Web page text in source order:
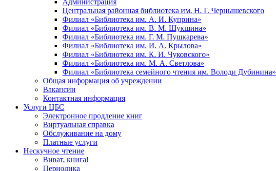
Центральная районная библиотека им. Н. Г. Чернышевского
Филиал «Библиотека им. А. И. Куприна»
Филиал «Библиотека им. В. М. Шукшина»
Филиал «Библиотека им. Г. М. Пушкарева»
Филиал «Библиотека им. И. А. Крылова»
Филиал «Библиотека им. К. И. Чуковского»
Филиал «Библиотека им. М. А. Светлова»
Филиал «Библиотека семейного чтения им. Володи Дубинина»
Общая информация об учреждении
Вакансии
Контактная информация
Услуги ЦБС
Электронное продление книг
Виртуальная справка
Обслуживание на дому
Платные услуги
Нескучное чтение
Виват, книга!
Периодика